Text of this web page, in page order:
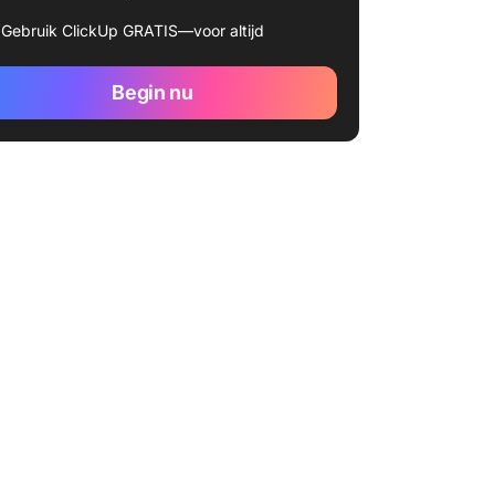
Gebruik ClickUp GRATIS—voor altijd
Begin nu